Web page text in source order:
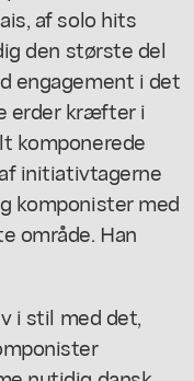
af solo hits
den største del
engagement i det
erder kræfter i
komponerede
initiativtagerne
komponister med
område. Han
i stil med det,